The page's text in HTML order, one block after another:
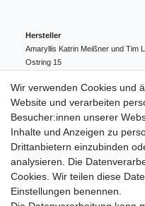
Hersteller
Amaryllis Katrin Meißner und Tim
Ostring 15
004943548099856
amaryllis-eckernfoerde@t-
EU-Verantwortlicher
Amaryllis Katrin Meißner und Tim
Ostring
15
004943548099856
amaryllis-eckernfoerde@t-
Wir verwenden Cookies und
Website und verarbeiten
Besucher:innen unserer
Inhalte und Anzeigen zu
Drittanbietern einzubinden
analysieren. Die
Cookies. Wir teilen diese
Einstellungen benennen.